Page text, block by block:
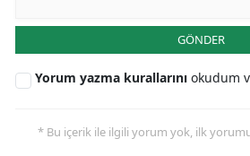
GÖNDER
Yorum yazma kurallarını okudum
* Bu içerik ile ilgili yorum yok, ilk yorumu